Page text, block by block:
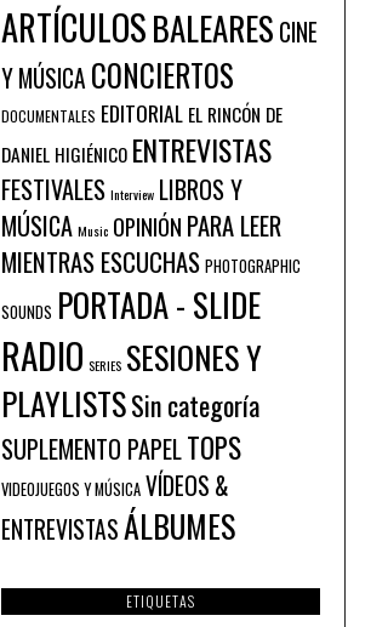
ARTÍCULOSBALEARES CINE
Y MÚSICA CONCIERTOS
DOCUMENTALES EDITORIAL EL RINCÓN DE
DANIEL HIGIÉNICO ENTREVISTAS
FESTIVALES Interview LIBROS Y
MÚSICA Music OPINIÓN PARA LEER
MIENTRAS ESCUCHAS PHOTOGRAPHIC
SOUNDS PORTADA - SLIDE
RADIO SERIES SESIONES Y
PLAYLISTSSin categoría
SUPLEMENTO PAPELTOPS
VIDEOJUEGOS Y MÚSICA VÍDEOS &
ENTREVISTASÁLBUMES
ETIQUETAS